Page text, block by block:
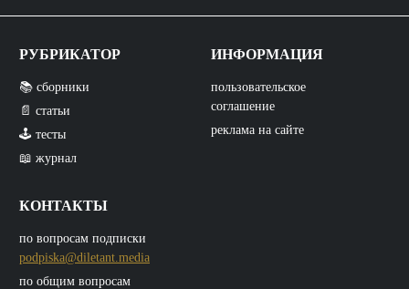
РУБРИКАТОР
📚 сборники
📄 статьи
🕹️ тесты
📖 журнал
КОНТАКТЫ
по вопросам подписки
podpiska@diletant.media
по общим вопросам
ИНФОРМАЦИЯ
пользовательское
соглашение
реклама на сайте